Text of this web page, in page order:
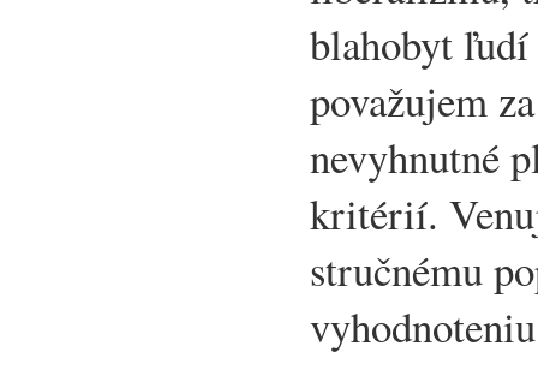
blahobyt ľudí
považujem
nevyhnutné
kritérií.
stručnému